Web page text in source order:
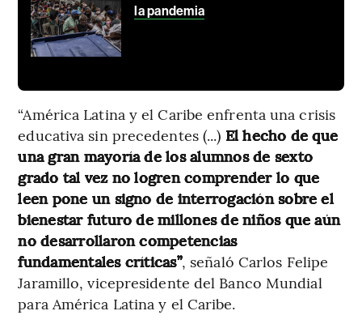
la pandemia
“América Latina y el Caribe enfrenta una crisis
educativa sin precedentes (...) El hecho de que
una gran mayoría de los alumnos de sexto
grado tal vez no logren comprender lo que
leen pone un signo de interrogación sobre el
bienestar futuro de millones de niños que aún
no desarrollaron competencias
fundamentales críticas”, señaló Carlos Felipe
Jaramillo, vicepresidente del Banco Mundial
para América Latina y el Caribe.